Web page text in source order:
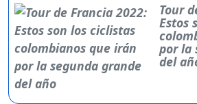
Tour
Estos
por la
del